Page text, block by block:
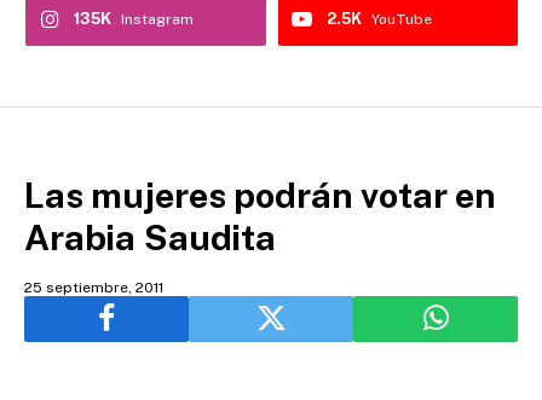
Instagram
135K YouTube
2.5K
Las mujeres podrán votar en
Arabia Saudita
25 septiembre, 2011